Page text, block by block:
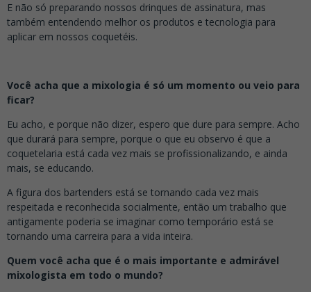
E não só preparando nossos drinques de assinatura, mas
também entendendo melhor os produtos e tecnologia para
aplicar em nossos coquetéis.
Você acha que a mixologia é só um momento ou veio para
ficar?
Eu acho, e porque não dizer, espero que dure para sempre. Acho
que durará para sempre, porque o que eu observo é que a
coquetelaria está cada vez mais se profissionalizando, e ainda
mais, se educando.
A figura dos bartenders está se tornando cada vez mais
respeitada e reconhecida socialmente, então um trabalho que
antigamente poderia se imaginar como temporário está se
tornando uma carreira para a vida inteira.
Quem você acha que é o mais importante e admirável
mixologista em todo o mundo?